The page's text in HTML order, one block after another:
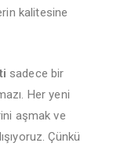
kalitesine
sadece bir
Her yeni
aşmak ve
Çünkü